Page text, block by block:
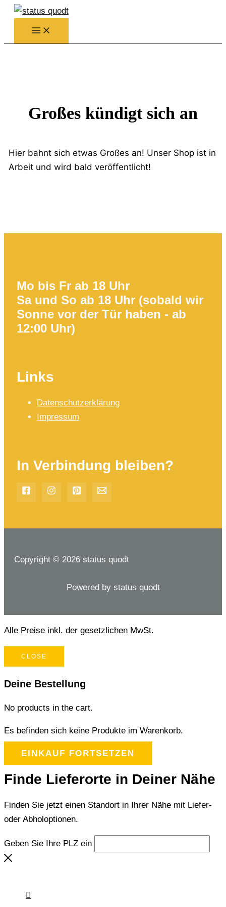
Zum
Inhalt
springen
Großes kündigt sich an
Hier bahnt sich etwas Großes an! Unser Shop ist in
Arbeit und wird bald veröffentlicht!
Mo bis Fr ab 18 Uhr
Sa und So ab 18 Uhr (sobald wir
Sonne vor der Tür haben - ab
12:00 Uhr)
Links
Datenschutzerklärung
Impressum
In Verbindung bleiben?
Copyright © 2026 status quodt
Powered by status quodt
Alle Preise inkl. der gesetzlichen MwSt.
CLOSE
Deine Bestellung
No products in the cart.
Es befinden sich keine Produkte im Warenkorb.
EINKAUF FORTSETZEN
Finde Lieferorte in Deiner Nähe
Finden Sie jetzt einen Standort in Ihrer Nähe mit Liefer-
oder Abholoptionen.
Geben Sie Ihre PLZ ein